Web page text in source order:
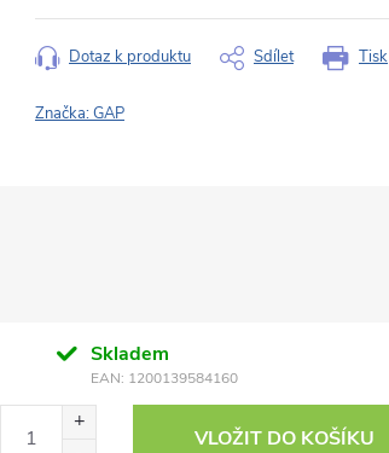
Tisk
Dotaz k produktu Sdílet
Značka:GAP
Skladem
EAN: 1200139584160
VLOŽIT DO KOŠÍKU